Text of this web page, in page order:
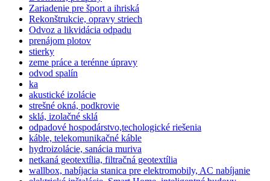
Zariadenie pre šport a ihriská
Rekonštrukcie, opravy striech
Odvoz a likvidácia odpadu
prenájom plotov
stierky
zeme práce a terénne úpravy
odvod spalín
ka
akustické izolácie
strešné okná, podkrovie
sklá, izolačné sklá
odpadové hospodárstvo,techologické riešenia
káble, telekomunikačné káble
hydroizolácie, sanácia muriva
netkaná geotextília, filtračná geotextília
wallbox, nabíjacia stanica pre elektromobily, AC nabíjanie